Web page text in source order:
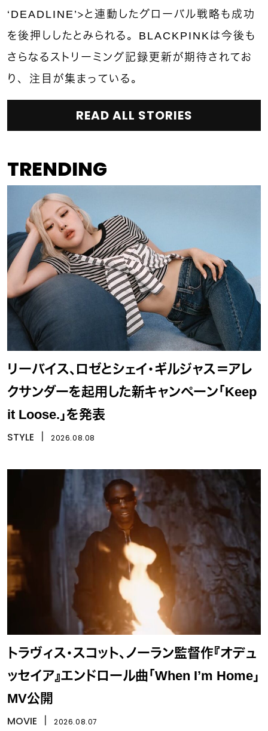
‘DEADLINE’＞と連動したグローバル戦略も成功
を後押ししたとみられる。 BLACKPINKは今後も
さらなるストリーミング記録更新が期待されてお
り、注目が集まっている。
READ ALL STORIES
TRENDING
リーバイス、ロゼとシェイ・ギルジャス＝アレ
クサンダーを起用した新キャンペーン「Keep
it Loose.」を発表
STYLE 2026.08.08
トラヴィス・スコット、ノーラン監督作『オデュ
ッセイア』エンドロール曲「When I’m Home」
MV公開
MOVIE 2026.08.07